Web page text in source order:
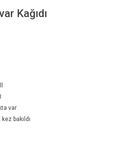
Kağıdı
var
kez bakıldı